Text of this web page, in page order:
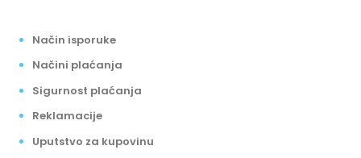
Način isporuke
Načini plaćanja
Sigurnost plaćanja
Reklamacije
Uputstvo za kupovinu